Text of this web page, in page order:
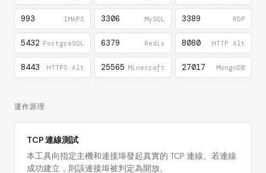
993 IMAPS 3306 MySQL 3389 RDP
5432 PostgreSQL 6379 Redis 8080 HTTP Alt
8443 HTTPS Alt 25565 Minecraft 27017 MongoDB
運作原理
TCP 連線測試
本工具向指定主機和連接埠發起真實的 TCP 連線。若連線
成功建立，則該連接埠被判定為開放。